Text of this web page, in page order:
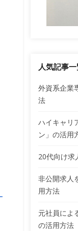
人気記事
外資系企業
法
ハイキャリ
ン」の活用
20代向け求
非公開求人
用方法
元社員によ
の活用方法